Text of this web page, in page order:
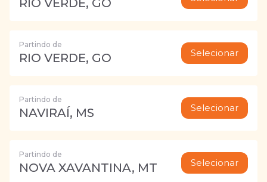
RIO VERDE, GO
Partindo de
RIO VERDE, GO Selecionar
Partindo de
NAVIRAÍ, MS Selecionar
Partindo de
NOVA XAVANTINA, MT Selecionar